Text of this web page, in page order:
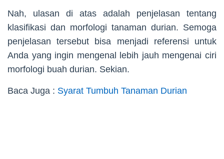
Nah, ulasan di atas adalah penjelasan tentang
klasifikasi dan morfologi tanaman durian. Semoga
penjelasan tersebut bisa menjadi referensi untuk
Anda yang ingin mengenal lebih jauh mengenai ciri
morfologi buah durian. Sekian.
Baca Juga : Syarat Tumbuh Tanaman Durian